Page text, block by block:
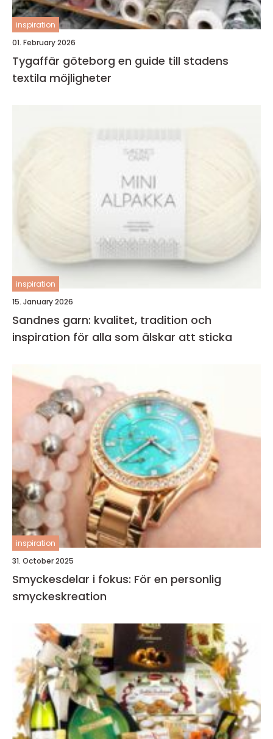
inspiration
01. February 2026
Tygaffär göteborg en guide till stadens
textila möjligheter
inspiration
15. January 2026
Sandnes garn: kvalitet, tradition och
inspiration för alla som älskar att sticka
inspiration
31. October 2025
Smyckesdelar i fokus: För en personlig
smyckeskreation